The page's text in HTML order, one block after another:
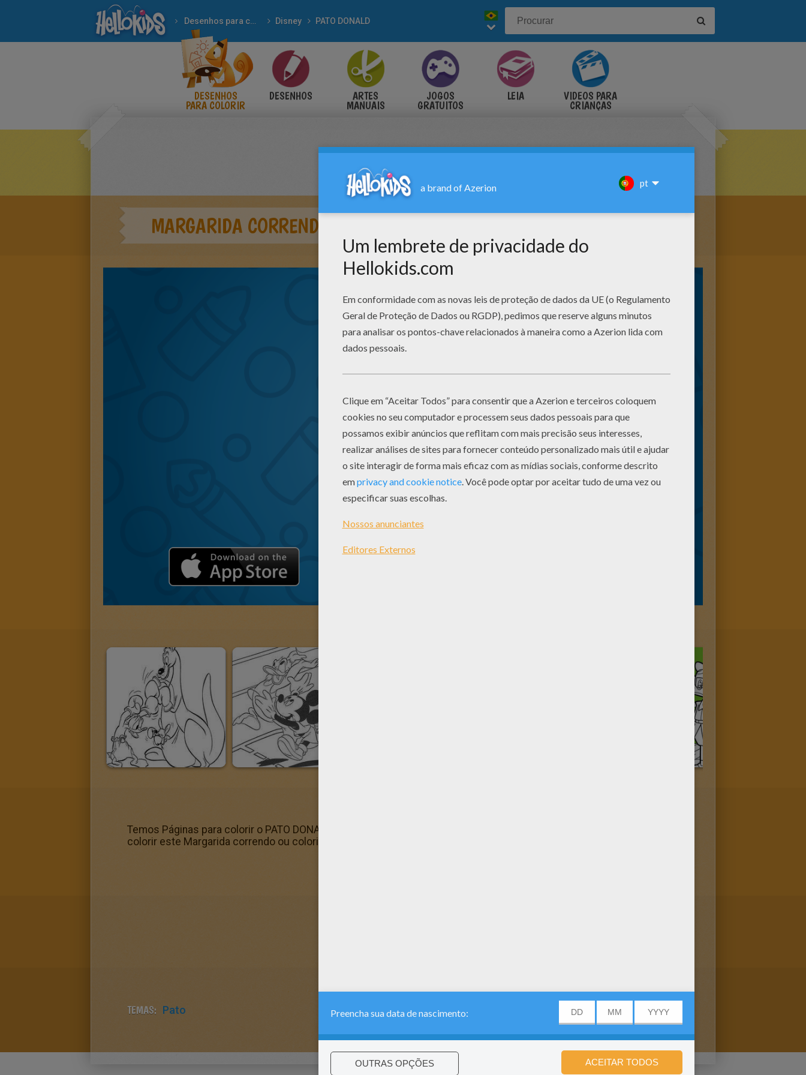
Desenhos para colorir Disney PATO DONALD
DESENHOS
PARA COLORIR
DESENHOS ARTES
MANUAIS
JOGOS
GRATUITOS
LEIA VÍDEOS PARA
CRIANÇAS
MARGARIDA CORRENDO
Temos Páginas para colorir o PATO DONALD de graça disponiveis para imprimir ou colorir online. Você pode imprimir e
colorir este Margarida correndo ou colorir online. Você também pode colorir online o seu Margarida correndo
TEMAS: Pato